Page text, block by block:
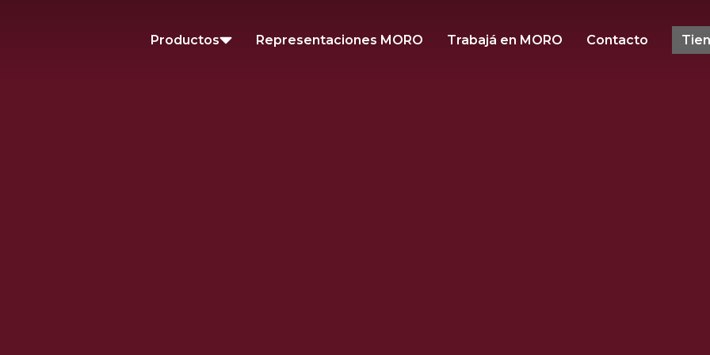
Productos Representaciones MORO Trabajá en MORO Contacto